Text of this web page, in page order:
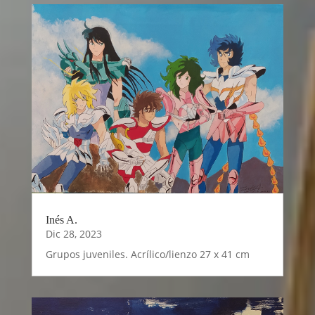
Inés A.
Dic 28, 2023
Grupos juveniles. Acrílico/lienzo 27 x 41 cm